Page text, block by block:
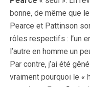
bonne, de même que
Pearce et Pattinson
rôles respectifs : l’un
l’autre en homme un
Par contre, j’ai été
vraiment pourquoi le «